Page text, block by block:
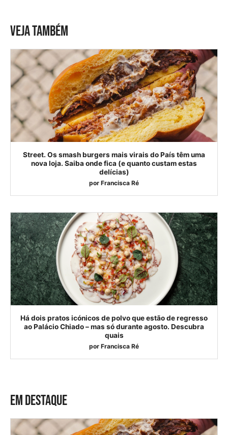
VEJA TAMBÉM
Street. Os smash burgers mais virais do País têm uma
nova loja. Saiba onde fica (e quanto custam estas
delícias)
por Francisca Ré
Há dois pratos icónicos de polvo que estão de regresso
ao Palácio Chiado – mas só durante agosto. Descubra
quais
por Francisca Ré
EM DESTAQUE